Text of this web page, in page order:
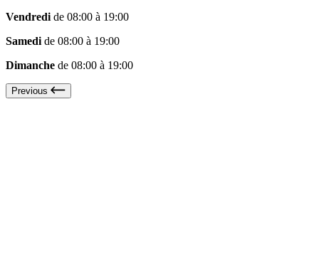
Vendredi de 08:00 à 19:00
Samedi de 08:00 à 19:00
Dimanche de 08:00 à 19:00
Previous